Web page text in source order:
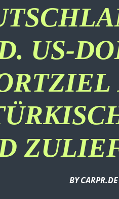
US-
BYCARPR.DE